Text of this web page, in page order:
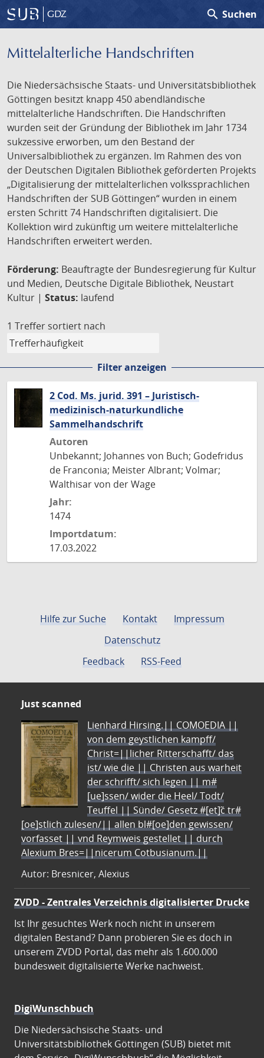
GDZ search Suchen
Mittelalterliche Handschriften
Die Niedersächsische Staats- und Universitätsbibliothek
Göttingen besitzt knapp 450 abendländische
mittelalterliche Handschriften. Die Handschriften
wurden seit der Gründung der Bibliothek im Jahr 1734
sukzessive erworben, um den Bestand der
Universalbibliothek zu ergänzen. Im Rahmen des von
der Deutschen Digitalen Bibliothek geförderten Projekts
„Digitalisierung der mittelalterlichen volkssprachlichen
Handschriften der SUB Göttingen“ wurden in einem
ersten Schritt 74 Handschriften digitalisiert. Die
Kollektion wird zukünftig um weitere mittelalterliche
Handschriften erweitert werden.
Förderung: Beauftragte der Bundesregierung für Kultur
und Medien, Deutsche Digitale Bibliothek, Neustart
Kultur | Status: laufend
1 Treffer sortiert nach
Filter anzeigen
2 Cod. Ms. jurid. 391 – Juristisch-
medizinisch-naturkundliche
Sammelhandschrift
Autoren
Unbekannt; Johannes von Buch; Godefridus
de Franconia; Meister Albrant; Volmar;
Walthisar von der Wage
Jahr:
1474
Importdatum:
17.03.2022
Hilfe zur Suche Kontakt
Impressum
Datenschutz
Feedback
RSS-Feed
Just scanned
Lienhard Hirsing.|| COMOEDIA ||
von dem geystlichen kampff/
Christ=||licher Ritterschafft/ das
ist/ wie die || Christen aus warheit
der schrifft/ sich legen || m#
[ue]ssen/ wider die Heel/ Todt/
Teuffel || Sünde/ Gesetz #[et]c̃ tr#
[oe]stlich zulesen/|| allen bl#[oe]den gewissen/
vorfasset || vnd Reymweis gestellet || durch
Alexium Bres=||nicerum Cotbusianum.||
Autor: Bresnicer, Alexius
ZVDD - Zentrales Verzeichnis digitalisierter Drucke
Ist Ihr gesuchtes Werk noch nicht in unserem
digitalen Bestand? Dann probieren Sie es doch in
unserem ZVDD Portal, das mehr als 1.600.000
bundesweit digitalisierte Werke nachweist.
DigiWunschbuch
Die Niedersächsische Staats- und
Universitätsbibliothek Göttingen (SUB) bietet mit